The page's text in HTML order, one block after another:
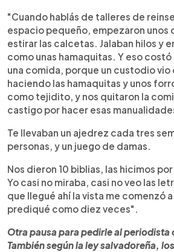
"Cuando hablás de talleres de
espacio pequeño, empezaron unos
estirar las calcetas. Jalaban hilos y
como unas hamaquitas. Y eso
una comida, porque un custodio vio
haciendo las hamaquitas y unos
como tejidito, y nos quitaron la
castigo por hacer esas
Te llevaban un ajedrez cada tres
personas, y un juego de damas.
Nos dieron 10 biblias, las hicimos
Yo casi no miraba, casi no veo las
que llegué ahí la vista me comenzó
prediqué como diez veces".
Otra pausa para pedirle al
También según la ley salvadoreña,